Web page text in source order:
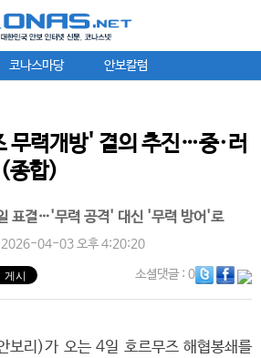
코나스마당 안보칼럼
무력개방' 결의 추진…중·러
종합)
표결…'무력 공격' 대신 '무력 방어'로
2026-04-03 오후 4:20:20
소셜댓글: 0
보리)가 오는 4일 호르무즈 해협봉쇄를